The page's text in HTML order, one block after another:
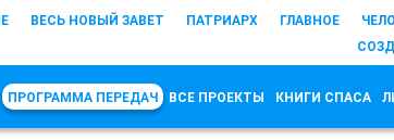
ВЕСЬ НОВЫЙ ЗАВЕТ ПАТРИАРХ ГЛАВНОЕ
ПРОГРАММА ПЕРЕДАЧ ВСЕ ПРОЕКТЫ КНИГИ СПАСА